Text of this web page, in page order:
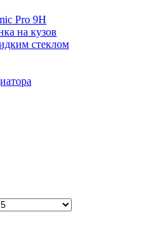
Pro 9H
на кузов
стеклом